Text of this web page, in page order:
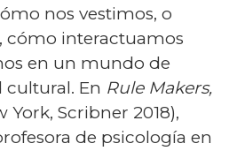
nos vestimos, o
cómo interactuamos
en un mundo de
En Rule Makers,
York, Scribner 2018),
de psicología en